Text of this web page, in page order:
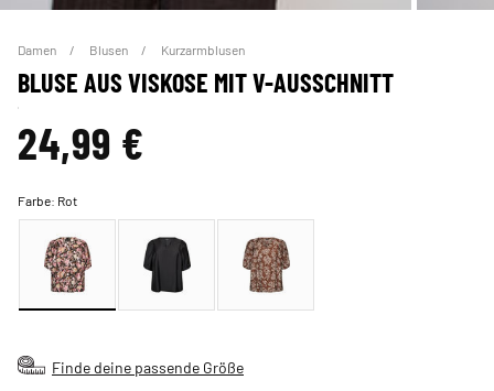
Damen Blusen Kurzarmblusen
BLUSE AUS VISKOSE MIT V-AUSSCHNITT
24,99 €
Farbe: Rot
Finde deine passende Größe